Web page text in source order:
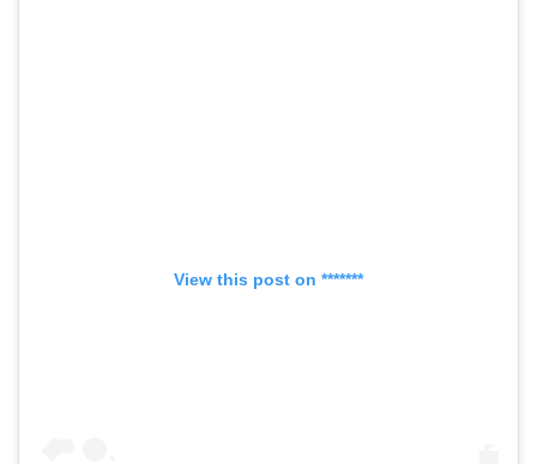
View this post on *******